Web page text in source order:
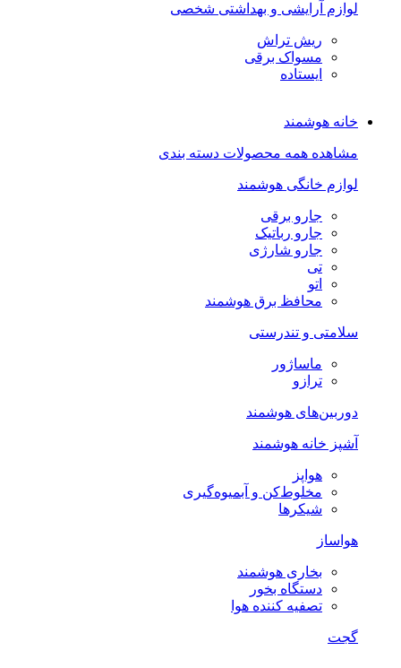
لوازم آرایشی و بهداشتی شخصی
ریش تراش
مسواک برقی
ایستاده
خانه هوشمند
مشاهده همه محصولات دسته بندی
لوازم خانگی هوشمند
جارو برقی
جارو رباتیک
جارو شارژی
تی
اتو
محافظ برق هوشمند
سلامتی و تندرستی
ماساژور
ترازو
دوربین‌های هوشمند
آشپز خانه هوشمند
هواپز
مخلوط‌کن و آبمیوه‌گیری
شیکرها
هواساز
بخاری هوشمند
دستگاه بخور
تصفیه کننده هوا
گجت